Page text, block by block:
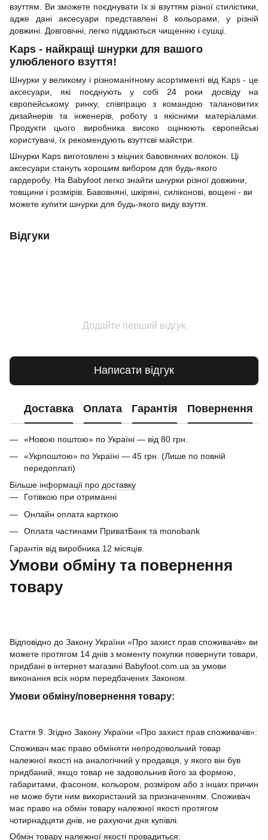
взуттям. Ви зможете поєднувати їх зі взуттям різної стилістики,
адже дані аксесуари представлені 8 кольорами, у різній
довжині. Довговічні, легко піддаються чищенню і сушці.
Kaps - найкращі шнурки для вашого
улюбленого взуття!
Шнурки у великому і різноманітному асортименті від Kaps - це
аксесуари, які поєднують у собі 24 роки досвіду на
європейському ринку, співпрацю з командою талановитих
дизайнерів та інженерів, роботу з якісними матеріалами.
Продукти цього виробника високо оцінюють європейські
користувачі, їх рекомендують взуттєві майстри.
Шнурки Kaps виготовлені з міцних бавовняних волокон. Ці
аксесуари стануть хорошим вибором для будь-якого
гардеробу. На Babyfoot легко знайти шнурки різної довжини,
товщини і розмірів. Бавовняні, шкіряні, силіконові, вощені - ви
можете купити шнурки для будь-якого виду взуття.
Відгуки
Додайте перший відгук
Написати відгук
Доставка Оплата Гарантія Повернення
«Новою поштою» по Україні — від 80 грн.
«Укрпоштою» по Україні — 45 грн. (Лише по повній
передоплаті)
Більше інформації про доставку
Готівкою при отриманні
Онлайн оплата карткою
Оплата частинами ПриватБанк та monobank
Гарантія від виробника 12 місяців.
Умови обміну та повернення
товару
Відповідно до Закону України «Про захист прав споживачів» ви
можете протягом 14 днів з моменту покупки повернути товари,
придбані в інтернет магазині Babyfoot.com.ua за умови
виконання всіх норм передбачених Законом.
Умови обміну/повернення товару:
Стаття 9. Згідно Закону України «Про захист прав споживачів»:
Споживач має право обміняти непродовольчий товар
належної якості на аналогічний у продавця, у якого він був
придбаний, якщо товар не задовольнив його за формою,
габаритами, фасоном, кольором, розміром або з інших причин
не може бути ним використаний за призначенням. Споживач
має право на обмін товару належної якості протягом
чотирнадцяти днів, не рахуючи дня купівлі.
Обмін товару належної якості провадиться: